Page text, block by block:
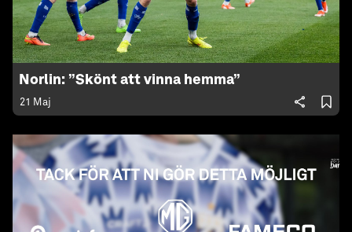
Norlin: ”Skönt att vinna hemma”
21 Maj